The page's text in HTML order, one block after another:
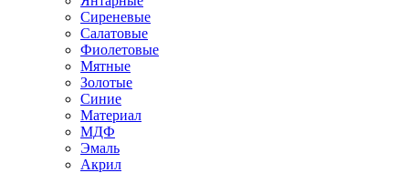
Сиреневые
Салатовые
Фиолетовые
Мятные
Золотые
Синие
Материал
МДФ
Эмаль
Акрил